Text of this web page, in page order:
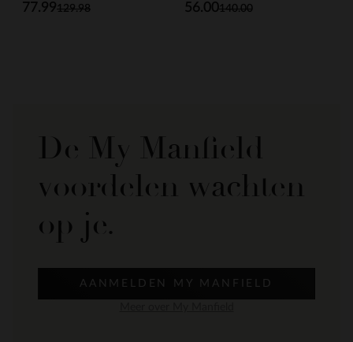
129.98
77.99 140.00
56.00
De My Manfield
voordelen wachten
op je.
AANMELDEN MY MANFIELD